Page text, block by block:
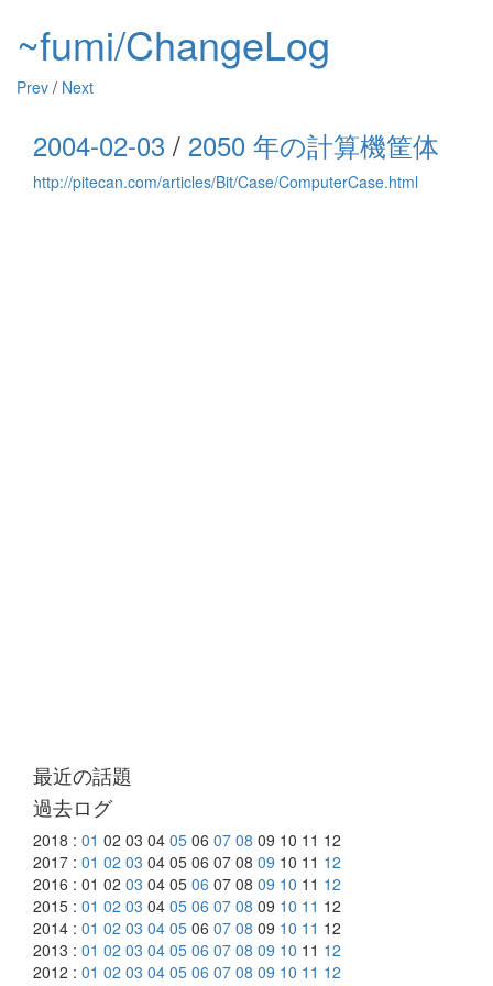
~fumi/ChangeLog
Prev / Next
2004-02-03 / 2050 年の計算機筐体
http://pitecan.com/articles/Bit/Case/ComputerCase.html
最近の話題
過去ログ
2018 : 01 02 03 04 05 06 07 08 09 10 11 12
2017 : 01 02 03 04 05 06 07 08 09 10 11 12
2016 : 01 02 03 04 05 06 07 08 09 10 11 12
2015 : 01 02 03 04 05 06 07 08 09 10 11 12
2014 : 01 02 03 04 05 06 07 08 09 10 11 12
2013 : 01 02 03 04 05 06 07 08 09 10 11 12
2012 : 01 02 03 04 05 06 07 08 09 10 11 12